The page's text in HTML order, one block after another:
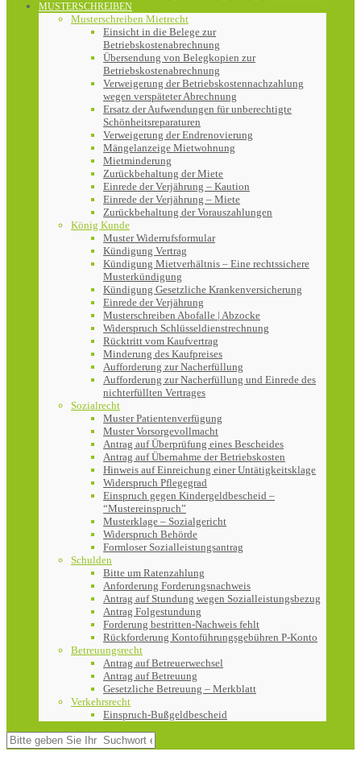
MUSTERSCHREIBEN
Musterschreiben Mietrecht
Einsicht in die Belege zur
Betriebskostenabrechnung
Übersendung von Belegkopien zur
Betriebskostenabrechnung
Verweigerung der Betriebskostennachzahlung
wegen verspäteter Abrechnung
Ersatz der Aufwendungen für unberechtigte
Schönheitsreparaturen
Verweigerung der Endrenovierung
Mängelanzeige Mietwohnung
Mietminderung
Zurückbehaltung der Miete
Einrede der Verjährung – Kaution
Einrede der Verjährung – Miete
Zurückbehaltung der Vorauszahlungen
König Kunde
Muster Widerrufsformular
Kündigung Vertrag
Kündigung Mietverhältnis – Eine rechtssichere
Musterkündigung
Kündigung Gesetzliche Krankenversicherung
Einrede der Verjährung
Musterschreiben Abofalle | Abzocke
Widerspruch Schlüsseldienstrechnung
Rücktritt vom Kaufvertrag
Minderung des Kaufpreises
Aufforderung zur Nacherfüllung
Aufforderung zur Nacherfüllung und Einrede des
nichterfüllten Vertrages
Sozialrecht
Muster Patientenverfügung
Muster Vorsorgevollmacht
Antrag auf Überprüfung eines Bescheides
Antrag auf Übernahme der Betriebskosten
Hinweis auf Einreichung einer Untätigkeitsklage
Widerspruch Pflegegrad
Einspruch gegen Kindergeldbescheid –
“Mustereinspruch”
Musterklage – Sozialgericht
Widerspruch Behörde
Formloser Sozialleistungsantrag
Schulden
Bitte um Ratenzahlung
Anforderung Forderungsnachweis
Antrag auf Stundung wegen Sozialleistungsbezug
Antrag Folgestundung
Forderung bestritten-Nachweis fehlt
Rückforderung Kontoführungsgebühren P-Konto
Betreuungsrecht
Antrag auf Betreuerwechsel
Antrag auf Betreuung
Gesetzliche Betreuung – Merkblatt
Verkehrsrecht
Einspruch-Bußgeldbescheid